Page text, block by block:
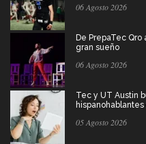
06 Agosto 2026
De PrepaTec
gran sueño
06 Agosto 2026
Tec y UT Austin
05 Agosto 2026